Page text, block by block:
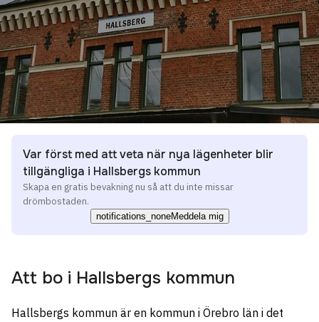
Var först med att veta när nya lägenheter blir
tillgängliga i Hallsbergs kommun
Skapa en gratis bevakning nu så att du inte missar
drömbostaden.
notifications_noneMeddela mig
Att bo i Hallsbergs kommun
Hallsbergs kommun är en kommun i Örebro län i det